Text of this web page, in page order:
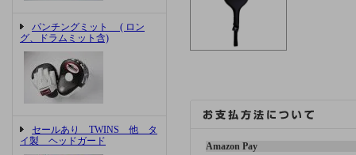
パンチングミット ( ロン
グ、ドラムミット含)
セールあり TWINS 他 タ
イ製 ヘッドガード
Amazon Pay